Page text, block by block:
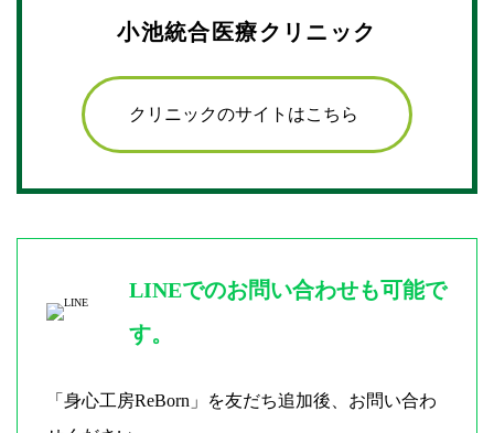
小池統合医療クリニック
クリニックのサイトはこちら
LINEでのお問い合わせも可能で
す。
「身心工房ReBorn」を友だち追加後、お問い合わ